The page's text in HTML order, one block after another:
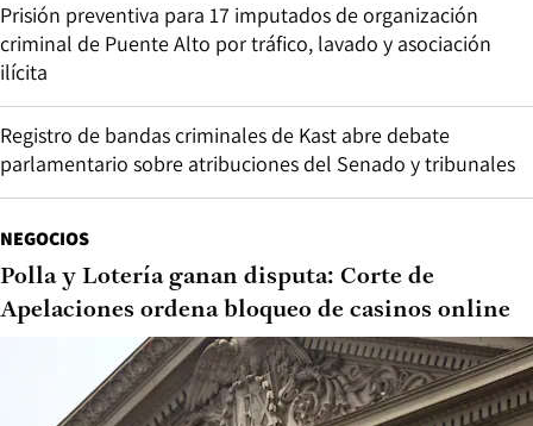
Prisión preventiva para 17 imputados de organización
criminal de Puente Alto por tráfico, lavado y asociación
ilícita
Registro de bandas criminales de Kast abre debate
parlamentario sobre atribuciones del Senado y tribunales
NEGOCIOS
Polla y Lotería ganan disputa: Corte de
Apelaciones ordena bloqueo de casinos online